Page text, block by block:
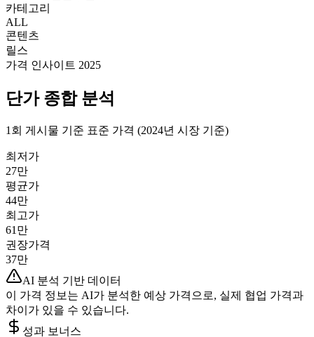
카테고리
ALL
콘텐츠
릴스
가격 인사이트 2025
단가종합 분석
1회 게시물 기준 표준 가격 (2024년 시장 기준)
최저가
27만
평균가
44만
최고가
61만
권장가격
37만
AI 분석 기반 데이터
이 가격 정보는 AI가 분석한 예상 가격으로, 실제 협업 가격과
차이가 있을 수 있습니다.
성과 보너스